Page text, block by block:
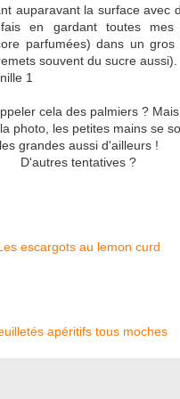
auparavant la surface avec
en gardant toutes mes
parfumées) dans un
souvent du sucre aussi).
cela des palmiers ?
photo, les petites mains se
les grandes aussi d'ailleurs !
D'autres tentatives ?
escargots au lemon curd
apéritifs tous moches